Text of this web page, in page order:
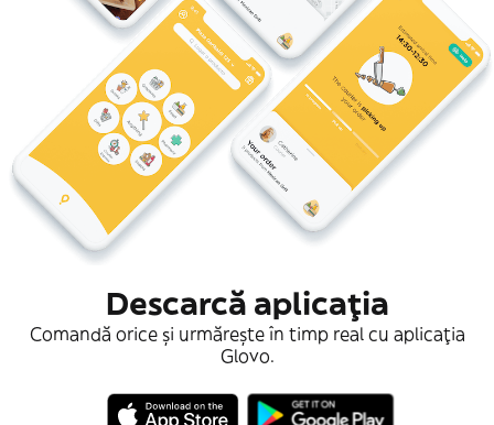
Descarcă aplicaţia
Comandă orice și urmărește în timp real cu aplicația
Glovo.